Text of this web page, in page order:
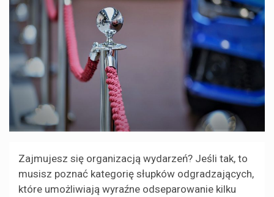
Zajmujesz się organizacją wydarzeń? Jeśli tak, to
musisz poznać kategorię słupków odgradzających,
które umożliwiają wyraźne odseparowanie kilku